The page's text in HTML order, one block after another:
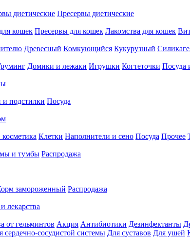
диетические Пресервы диетические
кошек Пресервы для кошек Лакомства для кошек
Древесный Комкующийся Кукурузный
Домики и лежаки Игрушки Когтеточки Посуда
подстилки Посуда
Клетки Наполнители и сено Посуда Прочее
и тумбы Распродажа
замороженный Распродажа
лекарства
от гельминтов Акция Антибиотики Дезинфектанты
сердечно-сосудистой системы Для суставов Для ушей